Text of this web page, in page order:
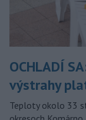
OCHLADÍ
výstrahy
Teploty okolo 33